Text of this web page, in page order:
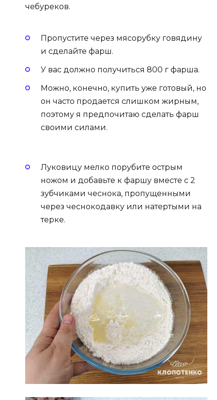
чебуреков.
Пропустите через мясорубку говядину
и сделайте фарш.
У вас должно получиться 800 г фарша.
Можно, конечно, купить уже готовый, но
он часто продается слишком жирным,
поэтому я предпочитаю сделать фарш
своими силами.
Луковицу мелко порубите острым
ножом и добавьте к фаршу вместе с 2
зубчиками чеснока, пропущенными
через чеснокодавку или натертыми на
терке.